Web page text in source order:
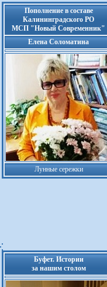
Пополнение в составе
Калининградского РО
МСП "Новый Современник"
Елена Соломатина
Лунные сережки
Буфет. Истории
за нашим столом